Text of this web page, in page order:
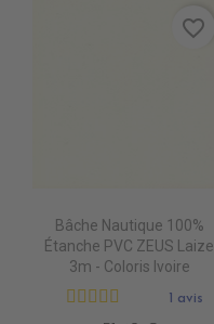
Bâche Nautique 100%
Étanche PVC ZEUS Laize
3m - Coloris Ivoire
1 avis
favorite_border